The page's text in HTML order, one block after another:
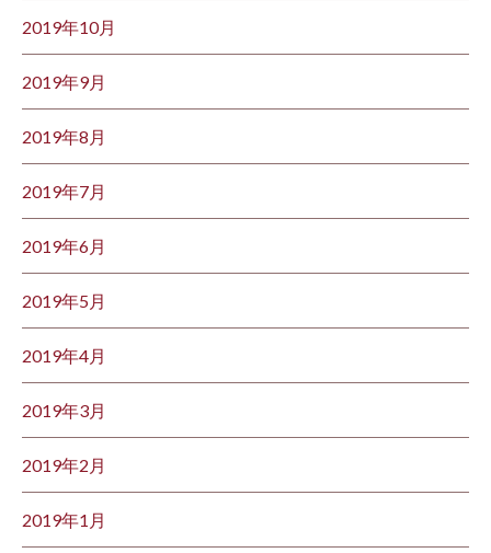
2019年10月
2019年9月
2019年8月
2019年7月
2019年6月
2019年5月
2019年4月
2019年3月
2019年2月
2019年1月